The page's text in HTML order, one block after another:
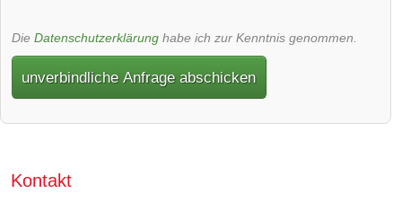
Die Datenschutzerklärung habe ich zur Kenntnis genommen.
unverbindliche Anfrage abschicken
Kontakt